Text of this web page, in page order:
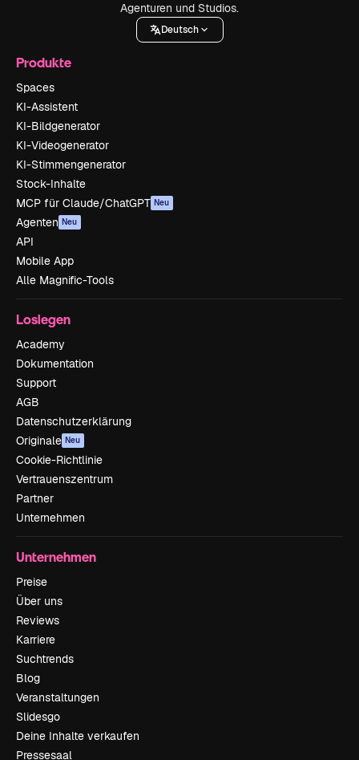
Agenturen und Studios.
Deutsch
Produkte
Spaces
KI-Assistent
KI-Bildgenerator
KI-Videogenerator
KI-Stimmengenerator
Stock-Inhalte
MCP für Claude/ChatGPT Neu
Agenten Neu
API
Mobile App
Alle Magnific-Tools
Loslegen
Academy
Dokumentation
Support
AGB
Datenschutzerklärung
Originale Neu
Cookie-Richtlinie
Vertrauenszentrum
Partner
Unternehmen
Unternehmen
Preise
Über uns
Reviews
Karriere
Suchtrends
Blog
Veranstaltungen
Slidesgo
Deine Inhalte verkaufen
Pressesaal